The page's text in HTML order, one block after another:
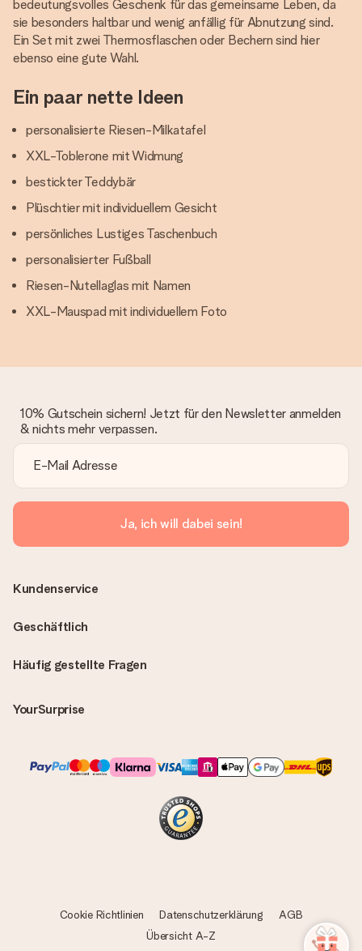
bedeutungsvolles Geschenk für das gemeinsame Leben, da
sie besonders haltbar und wenig anfällig für Abnutzung sind.
Ein Set mit zwei Thermosflaschen oder Bechern sind hier
ebenso eine gute Wahl.
Ein paar nette Ideen
personalisierte Riesen-Milkatafel
XXL-Toblerone mit Widmung
bestickter Teddybär
Plüschtier mit individuellem Gesicht
persönliches Lustiges Taschenbuch
personalisierter Fußball
Riesen-Nutellaglas mit Namen
XXL-Mauspad mit individuellem Foto
10% Gutschein sichern! Jetzt für den Newsletter anmelden
& nichts mehr verpassen.
Ja, ich will dabei sein!
Häufig gestellte Fragen
YourSurprise
Kundenservice
Geschäftlich
Cookie Richtlinien Datenschutzerklärung
AGB
Übersicht A-Z